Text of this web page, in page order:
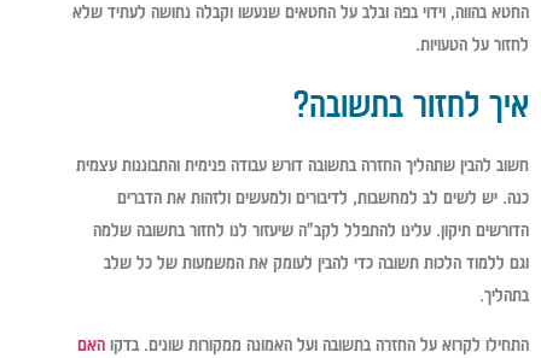
החטא בהווה, וידוי בפה ובלב על החטאים שנעשו וקבלה נחושה לעתיד שלא
לחזור על הטעויות.
איך לחזור בתשובה?
חשוב להבין שתהליך החזרה בתשובה דורש עבודה פנימית והתבוננות עצמית
כנה. יש לשים לב למחשבות, לדיבורים ולמעשים ולזהות את הדברים
הדורשים תיקון. עלינו להתפלל לקב"ה שיעזור לנו לחזור בתשובה שלמה
וגם ללמוד הלכות תשובה כדי להבין לעומק את המשמעות של כל שלב
בתהליך.
התחילו לקרוא על החזרה בתשובה ועל האמונה ממקורות שונים. בדקו האם